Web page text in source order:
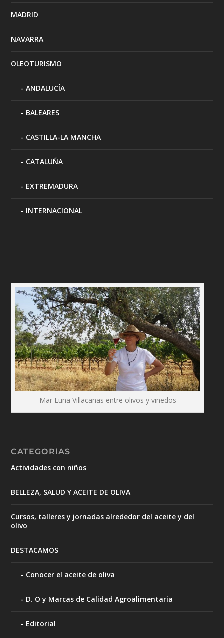
MADRID
NAVARRA
OLEOTURISMO
ANDALUCÍA
BALEARES
CASTILLA-LA MANCHA
CATALUÑA
EXTREMADURA
INTERNACIONAL
Mar Luna Villacañas entre olivos y viñedos
CATEGORÍAS
Actividades con niños
BELLEZA, SALUD Y ACEITE DE OLIVA
Cursos, talleres y jornadas alrededor del aceite y del
olivo
DESTACAMOS
Conocer el aceite de oliva
D. O y Marcas de Calidad Agroalimentaria
Editorial